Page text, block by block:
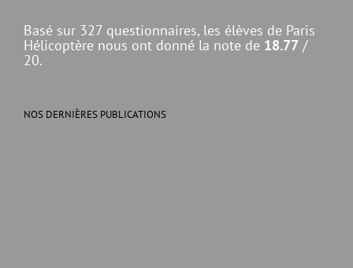
Basé sur 327 questionnaires, les élèves de Paris
Hélicoptère nous ont donné la note de 18.77 /
20.
NOS DERNIÈRES PUBLICATIONS